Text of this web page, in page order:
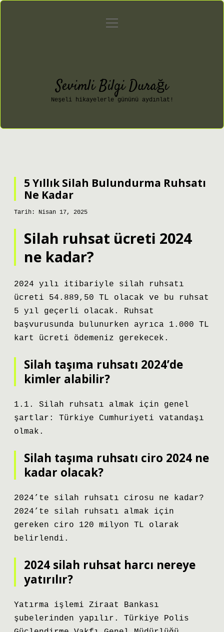
Gizlilik Politikası
menüyü
Sevimli Bilgi Durağı
Neşeli hikayelerle gününü aydınlat!
5 Yıllık Silah Bulundurma Ruhsatı
Ne Kadar
Tarih: Nisan 17, 2025
Silah ruhsat ücreti 2024
ne kadar?
2024 yılı itibariyle silah ruhsatı
ücreti 54.889,50 TL olacak ve bu ruhsat
5 yıl geçerli olacak. Ruhsat
başvurusunda bulunurken ayrıca 1.000 TL
kart ücreti ödemeniz gerekecek.
Silah taşıma ruhsatı 2024’de
kimler alabilir?
1.1. Silah ruhsatı almak için genel
şartlar: Türkiye Cumhuriyeti vatandaşı
olmak.
Silah taşıma ruhsatı ciro 2024 ne
kadar olacak?
2024’te silah ruhsatı cirosu ne kadar?
2024’te silah ruhsatı almak için
gereken ciro 120 milyon TL olarak
belirlendi.
2024 silah ruhsat harcı nereye
yatırılır?
Yatırma işlemi Ziraat Bankası
şubelerinden yapılır. Türkiye Polis